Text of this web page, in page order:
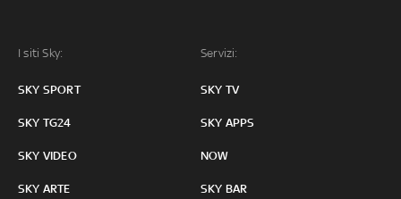
I siti Sky:
SKY SPORT
SKY TG24
SKY VIDEO
SKY ARTE
Servizi:
SKY TV
SKY APPS
NOW
SKY BAR